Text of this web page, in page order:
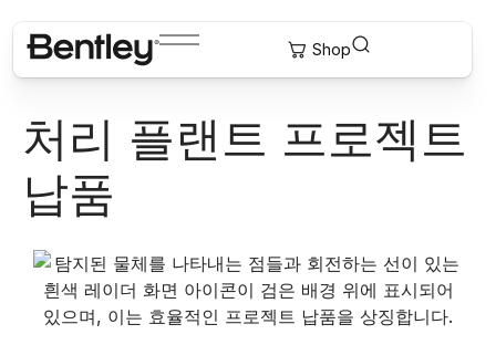
처리 플랜트 프로젝트
납품